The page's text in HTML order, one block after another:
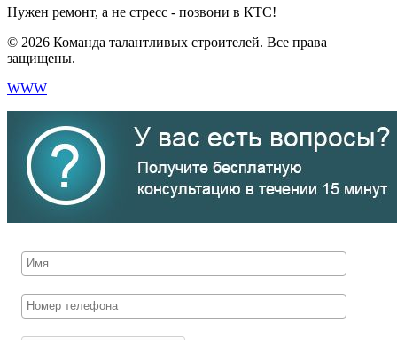
Нужен ремонт, а не стресс - позвони в КТС!
© 2026 Команда талантливых строителей. Все права
защищены.
WWW